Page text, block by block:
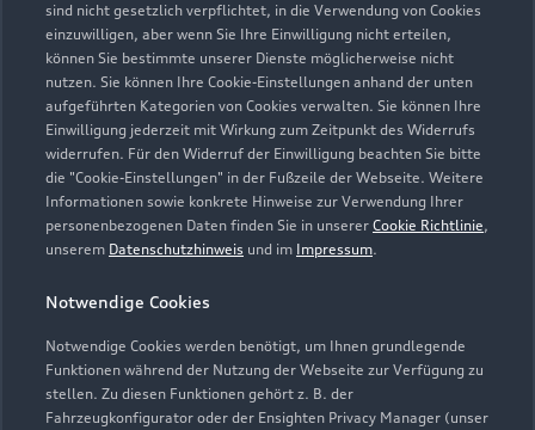
sind nicht gesetzlich verpflichtet, in die Verwendung von Cookies
einzuwilligen, aber wenn Sie Ihre Einwilligung nicht erteilen,
können Sie bestimmte unserer Dienste möglicherweise nicht
nutzen. Sie können Ihre Cookie-Einstellungen anhand der unten
aufgeführten Kategorien von Cookies verwalten. Sie können Ihre
Einwilligung jederzeit mit Wirkung zum Zeitpunkt des Widerrufs
widerrufen. Für den Widerruf der Einwilligung beachten Sie bitte
die "Cookie-Einstellungen" in der Fußzeile der Webseite. Weitere
Informationen sowie konkrete Hinweise zur Verwendung Ihrer
personenbezogenen Daten finden Sie in unserer Cookie Richtlinie,
unserem Datenschutzhinweis und im Impressum.
Notwendige Cookies
Notwendige Cookies werden benötigt, um Ihnen grundlegende
Funktionen während der Nutzung der Webseite zur Verfügung zu
stellen. Zu diesen Funktionen gehört z. B. der
Fahrzeugkonfigurator oder der Ensighten Privacy Manager (unser
Zur Reparatur